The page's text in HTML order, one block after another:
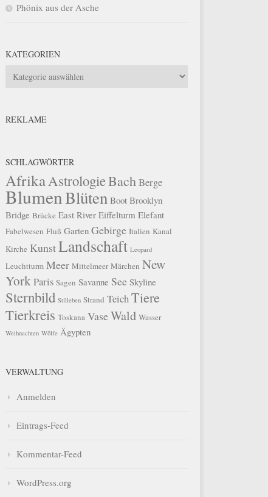
Phönix aus der Asche
KATEGORIEN
Kategorien
REKLAME
SCHLAGWÖRTER
AfrikaAstrologieBachBerge
BlumenBlüten Boot Brooklyn
Bridge Brücke East River Eiffelturm Elefant
Fabelwesen Fluß Garten Gebirge Italien Kanal
Kirche KunstLandschaft Leopard
Leuchtturm Meer Mittelmeer Märchen New
YorkParis Sagen Savanne See Skyline
Sternbild Stilleben Strand TeichTiere
Tierkreis Toskana VaseWald Wasser
Weihnachten Wölfe Ägypten
VERWALTUNG
Anmelden
Eintrags-Feed
Kommentar-Feed
WordPress.org